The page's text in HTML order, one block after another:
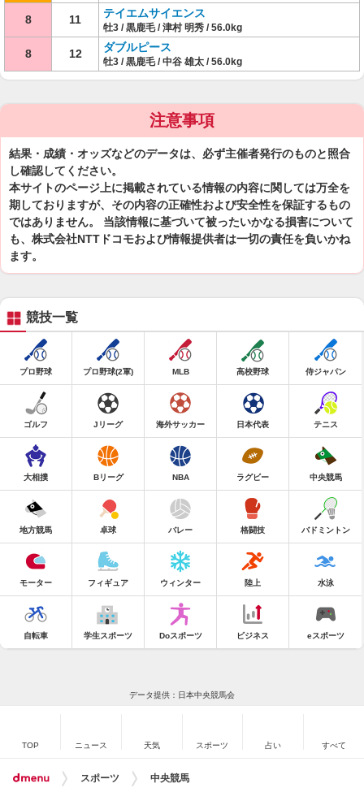
8 11 テイエムサイエンス
牡3 / 黒鹿毛 / 津村 明秀 / 56.0kg
8 12 ダブルピース
牡3 / 黒鹿毛 / 中谷 雄太 / 56.0kg
注意事項
結果・成績・オッズなどのデータは、必ず主催者発行のものと照合
し確認してください。
本サイトのページ上に掲載されている情報の内容に関しては万全を
期しておりますが、その内容の正確性および安全性を保証するもの
ではありません。 当該情報に基づいて被ったいかなる損害について
も、株式会社NTTドコモおよび情報提供者は一切の責任を負いかね
ます。
競技一覧
プロ野球 プロ野球(2軍) MLB 高校野球 侍ジャパン
ゴルフ Jリーグ 海外サッカー 日本代表 テニス
大相撲 Bリーグ NBA ラグビー 中央競馬
地方競馬 卓球 バレー 格闘技 バドミントン
モーター フィギュア ウィンター 陸上 水泳
自転車 学生スポーツ Doスポーツ ビジネス eスポーツ
データ提供：日本中央競馬会
TOP ニュース 天気 スポーツ 占い すべて
スポーツ 中央競馬